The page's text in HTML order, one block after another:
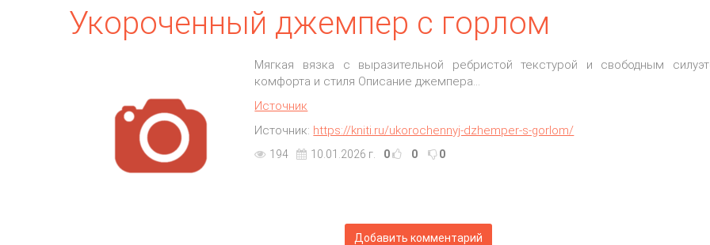
Укороченный джемпер с горлом
Мягкая вязка с выразительной ребристой текстурой и свободным
комфорта и стиля Описание джемпера…
Источник
Источник: https://kniti.ru/ukorochennyj-dzhemper-s-gorlom/
194 10.01.2026 г. 0 0 0
Добавить комментарий